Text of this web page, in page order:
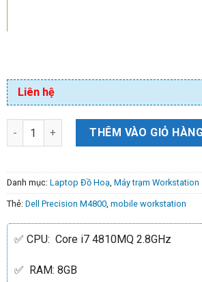
Liên hệ
THÊM VÀO GIỎ
Danh mục: Laptop Đồ Hoạ Máy trạm Workstation
Thẻ: Dell Precision M4800 mobile workstation
✅ CPU: Core i7 4810MQ 2.8GHz
✅ RAM: 8GB